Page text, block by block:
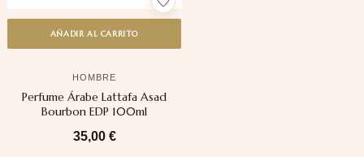
AÑADIR AL CARRITO
HOMBRE
Perfume Árabe Lattafa Asad
Bourbon EDP 100ml
35,00 €